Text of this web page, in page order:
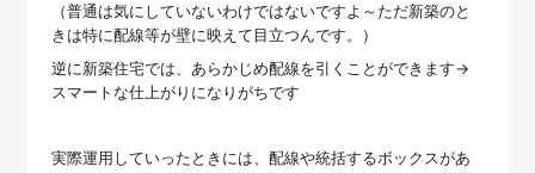
（普通は気にしていないわけではないですよ～ただ新築のと
きは特に配線等が壁に映えて目立つんです。）
逆に新築住宅では、あらかじめ配線を引くことができます→
スマートな仕上がりになりがちです
実際運用していったときには、配線や統括するボックスがあ